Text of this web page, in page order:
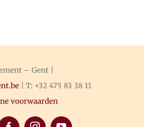
– Gent |
| T: +32 475 83 38 11
voorwaarden